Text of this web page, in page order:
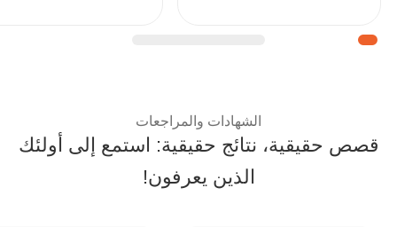
الشهادات والمراجعات
قصص حقيقية، نتائج حقيقية: استمع إلى أولئك
الذين يعرفون!